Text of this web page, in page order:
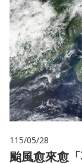
115/05/28
颱風愈來愈